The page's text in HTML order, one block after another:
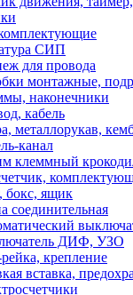
СИП
для провода
монтажные,
наконечники
кабель
металлорукав,
канал
клеммный
ящик
соединительная
ДИФ, УЗО
крепление
вставка,